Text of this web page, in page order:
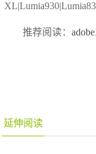
推荐阅读：
延伸阅读